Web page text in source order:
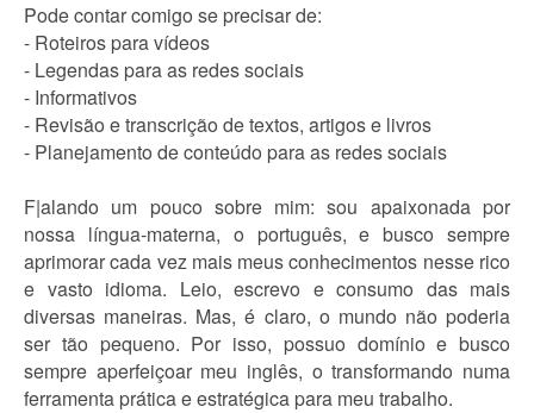
Pode contar comigo se precisar de:
- Roteiros para vídeos
- Legendas para as redes sociais
- Informativos
- Revisão e transcrição de textos, artigos e livros
- Planejamento de conteúdo para as redes sociais
F|alando um pouco sobre mim: sou apaixonada por
nossa língua-materna, o português, e busco sempre
aprimorar cada vez mais meus conhecimentos nesse rico
e vasto idioma. Leio, escrevo e consumo das mais
diversas maneiras. Mas, é claro, o mundo não poderia
ser tão pequeno. Por isso, possuo domínio e busco
sempre aperfeiçoar meu inglês, o transformando numa
ferramenta prática e estratégica para meu trabalho.